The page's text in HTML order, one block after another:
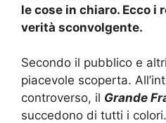
le cose in chiaro. Ecco i
verità sconvolgente.
Secondo il pubblico e
piacevole scoperta.
controverso, il Grande
succedono di tutti i